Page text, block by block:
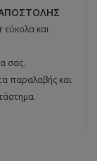
εύκολα και
σας.
παραλαβής και